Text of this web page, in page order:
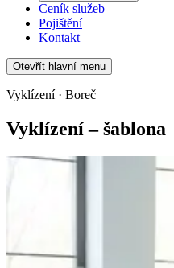
Ceník služeb
Pojištění
Kontakt
Otevřít hlavní menu
Vyklízení · Boreč
Vyklízení – šablona